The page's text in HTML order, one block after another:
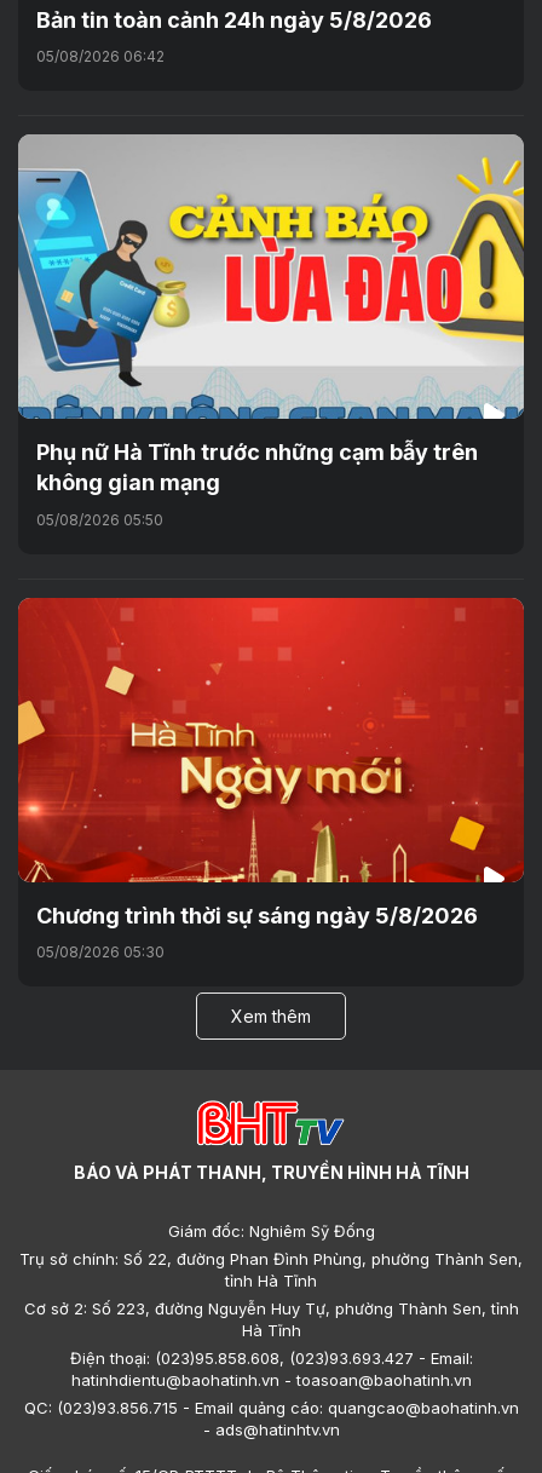
Bản tin toàn cảnh 24h ngày 5/8/2026
05/08/2026 06:42
Phụ nữ Hà Tĩnh trước những cạm bẫy trên
không gian mạng
05/08/2026 05:50
Chương trình thời sự sáng ngày 5/8/2026
05/08/2026 05:30
Xem thêm
BÁO VÀ PHÁT THANH, TRUYỀN HÌNH HÀ TĨNH
Giám đốc: Nghiêm Sỹ Đống
Trụ sở chính: Số 22, đường Phan Đình Phùng, phường Thành Sen,
tỉnh Hà Tĩnh
Cơ sở 2: Số 223, đường Nguyễn Huy Tự, phường Thành Sen, tỉnh
Hà Tĩnh
Điện thoại: (023)95.858.608, (023)93.693.427 - Email:
hatinhdientu@baohatinh.vn - toasoan@baohatinh.vn
QC: (023)93.856.715 - Email quảng cáo: quangcao@baohatinh.vn
- ads@hatinhtv.vn